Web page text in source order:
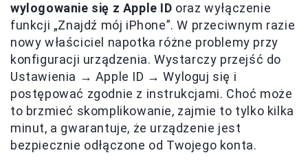
wylogowanie się z Apple ID oraz wyłączenie
funkcji „Znajdź mój iPhone”. W przeciwnym razie
nowy właściciel napotka różne problemy przy
konfiguracji urządzenia. Wystarczy przejść do
Ustawienia → Apple ID → Wyloguj się i
postępować zgodnie z instrukcjami. Choć może
to brzmieć skomplikowanie, zajmie to tylko kilka
minut, a gwarantuje, że urządzenie jest
bezpiecznie odłączone od Twojego konta.